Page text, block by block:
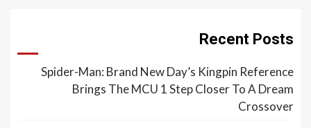
Recent Posts
Spider-Man: Brand New Day’s Kingpin Reference
Brings The MCU 1 Step Closer To A Dream
Crossover